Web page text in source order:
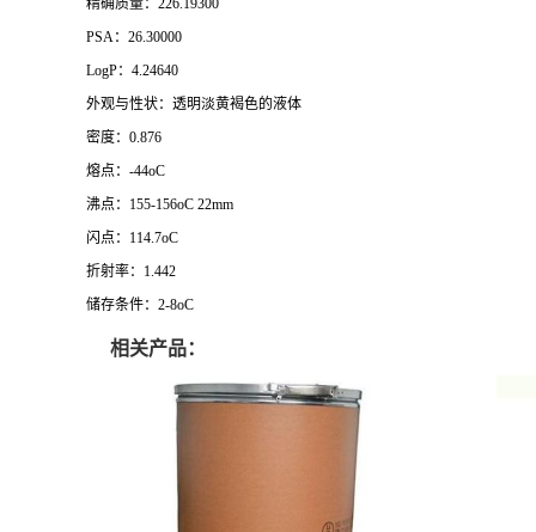
PSA：26.30000
LogP：4.24640
外观与性状：透明淡黄褐色的液体
密度：0.876
熔点：-44oC
沸点：155-156oC 22mm
闪点：114.7oC
折射率：1.442
储存条件：2-8oC
相关产品：